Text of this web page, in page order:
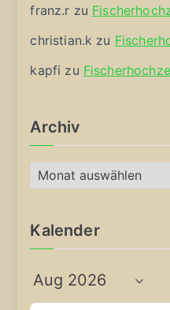
franz.r zu
christian.k zu
kapfi zu
Archiv
r
h
v
Kalender